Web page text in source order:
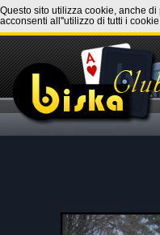
Questo sito utilizza cookie, anche
acconsenti all''utilizzo di tutti i